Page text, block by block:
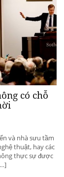
có chỗ
và nhà sưu tầm
thuật, hay các
thực sự được